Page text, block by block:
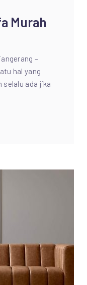
Murah
–
hal yang
selalu ada jika